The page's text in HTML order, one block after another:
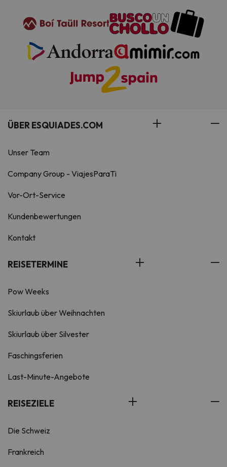
ÜBER ESQUIADES.COM
Unser Team
Company Group - ViajesParaTi
Vor-Ort-Service
Kundenbewertungen
Kontakt
REISETERMINE
Pow Weeks
Skiurlaub über Weihnachten
Skiurlaub über Silvester
Faschingsferien
Last-Minute-Angebote
REISEZIELE
Die Schweiz
Frankreich